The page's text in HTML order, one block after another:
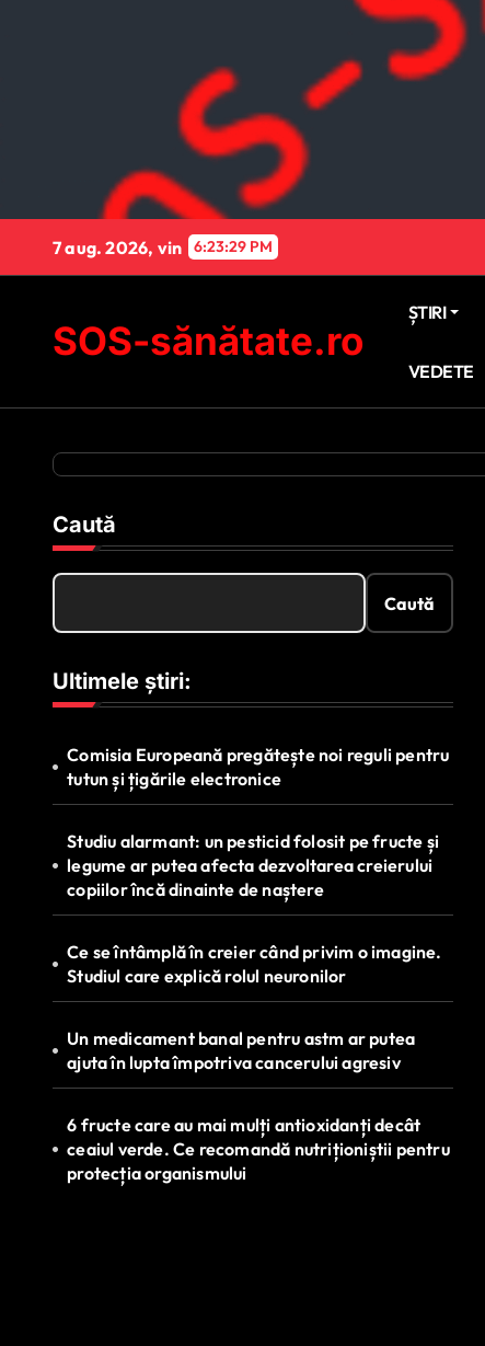
7 aug. 2026, vin 6:23:30 PM
SOS-sănătate.ro
ȘTIRI
VEDETE
Caută
Caută
Ultimele știri:
Comisia Europeană pregătește noi reguli pentru
tutun și țigările electronice
Studiu alarmant: un pesticid folosit pe fructe și
legume ar putea afecta dezvoltarea creierului
copiilor încă dinainte de naștere
Ce se întâmplă în creier când privim o imagine.
Studiul care explică rolul neuronilor
Un medicament banal pentru astm ar putea
ajuta în lupta împotriva cancerului agresiv
6 fructe care au mai mulți antioxidanți decât
ceaiul verde. Ce recomandă nutriționiștii pentru
protecția organismului